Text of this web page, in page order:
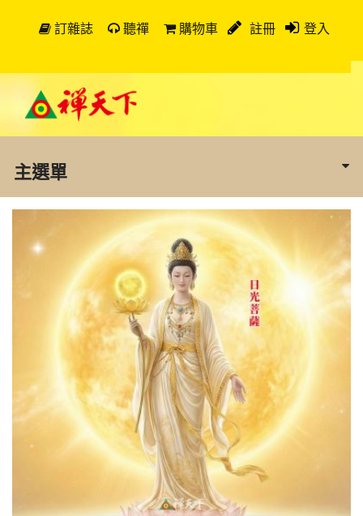
訂雜誌 聽禪 購物車 註冊 登入
主選單